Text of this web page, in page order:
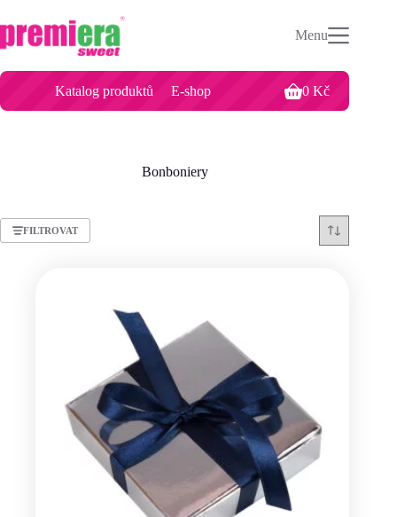
Menu
Katalog produktů E-shop 0 Kč
Bonboniery
FILTROVAT